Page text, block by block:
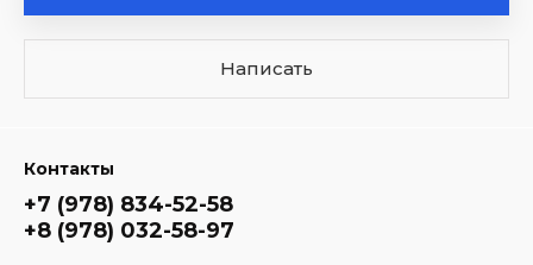
Написать
Контакты
+7 (978) 834-52-58
+8 (978) 032-58-97